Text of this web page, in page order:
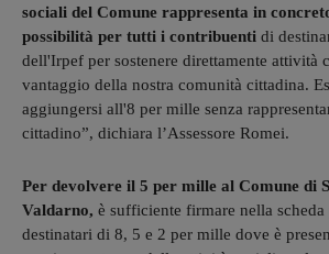
sociali del Comune rappresenta in
possibilità per tutti i contribuenti di
dell'Irpef per sostenere direttamente attività
vantaggio della nostra comunità cittadina.
aggiungersi all'8 per mille senza
cittadino”, dichiara l’Assessore Romei.
Per devolvere il 5 per mille al Comune di
Valdarno, è sufficiente firmare nella scheda
destinatari di 8, 5 e 2 per mille dove è